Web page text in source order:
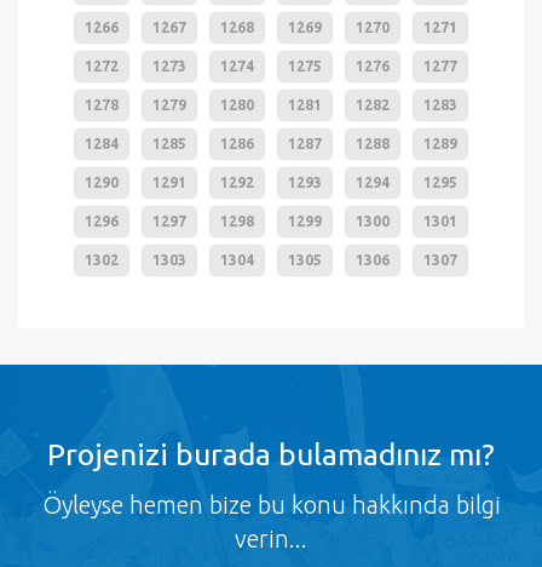
1266 1267 1268 1269 1270 1271
1272 1273 1274 1275 1276 1277
1278 1279 1280 1281 1282 1283
1284 1285 1286 1287 1288 1289
1290 1291 1292 1293 1294 1295
1296 1297 1298 1299 1300 1301
1302 1303 1304 1305 1306 1307
Projenizi burada bulamadınız mı?
Öyleyse hemen bize bu konu hakkında bilgi
verin...